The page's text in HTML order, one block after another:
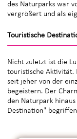
des Naturparks war
vergrößert und als
Touristische
Nicht zuletzt ist die
touristische Aktivität.
seit jeher von der
begeistern. Der
den Naturpark
Destination"